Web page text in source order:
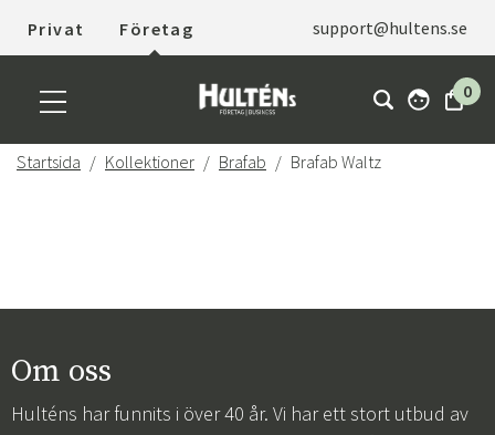
Privat Företag support@hultens.se
0
Startsida Kollektioner Brafab Brafab Waltz
Om oss
Hulténs har funnits i över 40 år. Vi har ett stort utbud av